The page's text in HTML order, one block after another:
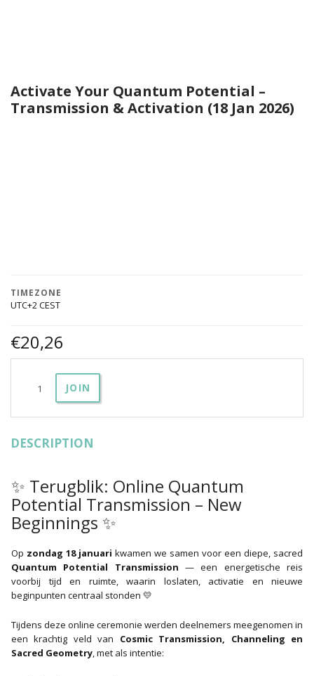
Activate Your Quantum Potential –
Transmission & Activation (18 Jan 2026)
TIMEZONE
UTC+2
€20,26
Your
Quantum
Potential
Transmission
(18
Jan
2026)
aantal
JOIN
DESCRIPTION
✨ Terugblik: Online Quantum
Potential Transmission – New
Beginnings ✨
Op zondag 18 januari kwamen we samen voor een diepe, sacred
Quantum Potential Transmission — een energetische reis
voorbij tijd en ruimte, waarin loslaten, activatie en nieuwe
beginpunten centraal stonden 💛
Tijdens deze online ceremonie werden deelnemers meegenomen in
een krachtig veld van Cosmic Transmission, Channeling en
Sacred Geometry, met als intentie: